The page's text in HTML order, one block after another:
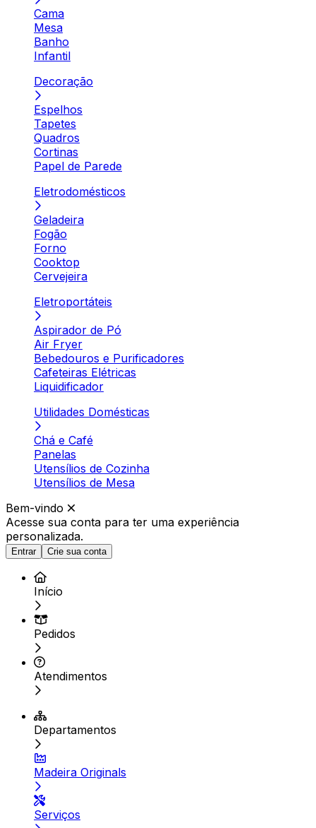
Cama
Mesa
Banho
Infantil
Decoração
Espelhos
Tapetes
Quadros
Cortinas
Papel de Parede
Eletrodomésticos
Geladeira
Fogão
Forno
Cooktop
Cervejeira
Eletroportáteis
Aspirador de Pó
Air Fryer
Bebedouros e Purificadores
Cafeteiras Elétricas
Liquidificador
Utilidades Domésticas
Chá e Café
Panelas
Utensílios de Cozinha
Utensílios de Mesa
Bem-vindo
Acesse sua conta para ter uma experiência
personalizada.
Entrar Crie sua conta
Início
Pedidos
Atendimentos
Departamentos
Madeira Originals
Serviços